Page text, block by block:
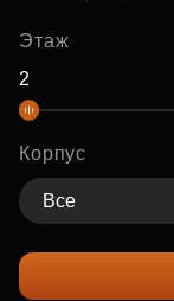
Этаж
Корпус
Все